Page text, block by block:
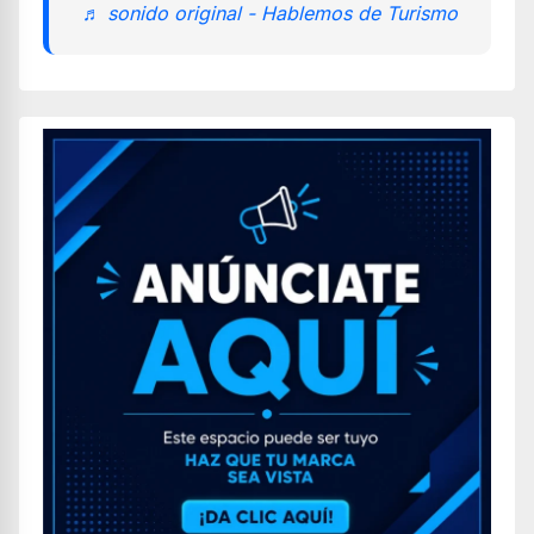
♬ sonido original - Hablemos de Turismo